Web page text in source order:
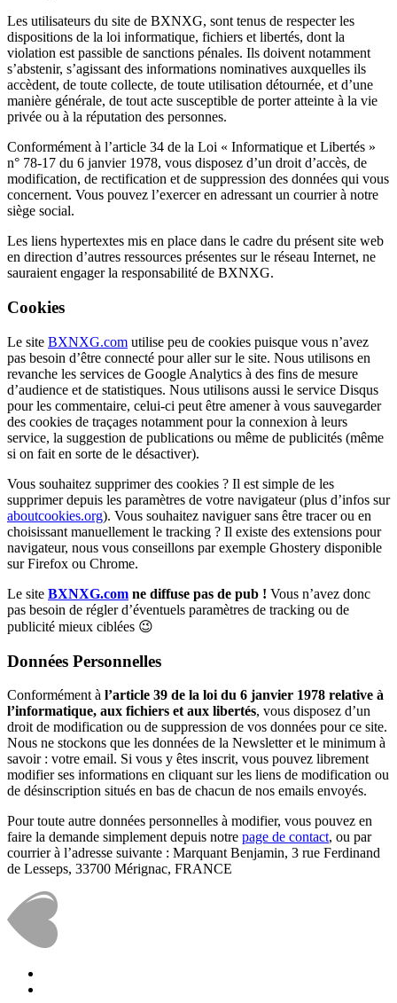
Les utilisateurs du site de BXNXG, sont tenus de respecter les
dispositions de la loi informatique, fichiers et libertés, dont la
violation est passible de sanctions pénales. Ils doivent notamment
s’abstenir, s’agissant des informations nominatives auxquelles ils
accèdent, de toute collecte, de toute utilisation détournée, et d’une
manière générale, de tout acte susceptible de porter atteinte à la vie
privée ou à la réputation des personnes.
Conformément à l’article 34 de la Loi « Informatique et Libertés »
n° 78-17 du 6 janvier 1978, vous disposez d’un droit d’accès, de
modification, de rectification et de suppression des données qui vous
concernent. Vous pouvez l’exercer en adressant un courrier à notre
siège social.
Les liens hypertextes mis en place dans le cadre du présent site web
en direction d’autres ressources présentes sur le réseau Internet, ne
sauraient engager la responsabilité de BXNXG.
Cookies
Le site BXNXG.com utilise peu de cookies puisque vous n’avez
pas besoin d’être connecté pour aller sur le site. Nous utilisons en
revanche les services de Google Analytics à des fins de mesure
d’audience et de statistiques. Nous utilisons aussi le service Disqus
pour les commentaire, celui-ci peut être amener à vous sauvegarder
des cookies de traçages notamment pour la connexion à leurs
service, la suggestion de publications ou même de publicités (même
si on fait en sorte de le désactiver).
Vous souhaitez supprimer des cookies ? Il est simple de les
supprimer depuis les paramètres de votre navigateur (plus d’infos sur
aboutcookies.org). Vous souhaitez naviguer sans être tracer ou en
choisissant manuellement le tracking ? Il existe des extensions pour
navigateur, nous vous conseillons par exemple Ghostery disponible
sur Firefox ou Chrome.
Le site BXNXG.com ne diffuse pas de pub ! Vous n’avez donc
pas besoin de régler d’éventuels paramètres de tracking ou de
publicité mieux ciblées 😉
Données Personnelles
Conformément à l’article 39 de la loi du 6 janvier 1978 relative à
l’informatique, aux fichiers et aux libertés, vous disposez d’un
droit de modification ou de suppression de vos données pour ce site.
Nous ne stockons que les données de la Newsletter et le minimum à
savoir : votre email. Si vous y êtes inscrit, vous pouvez librement
modifier ses informations en cliquant sur les liens de modification ou
de désinscription situés en bas de chacun de nos emails envoyés.
Pour toute autre données personnelles à modifier, vous pouvez en
faire la demande simplement depuis notre page de contact, ou par
courrier à l’adresse suivante : Marquant Benjamin, 3 rue Ferdinand
de Lesseps, 33700 Mérignac, FRANCE